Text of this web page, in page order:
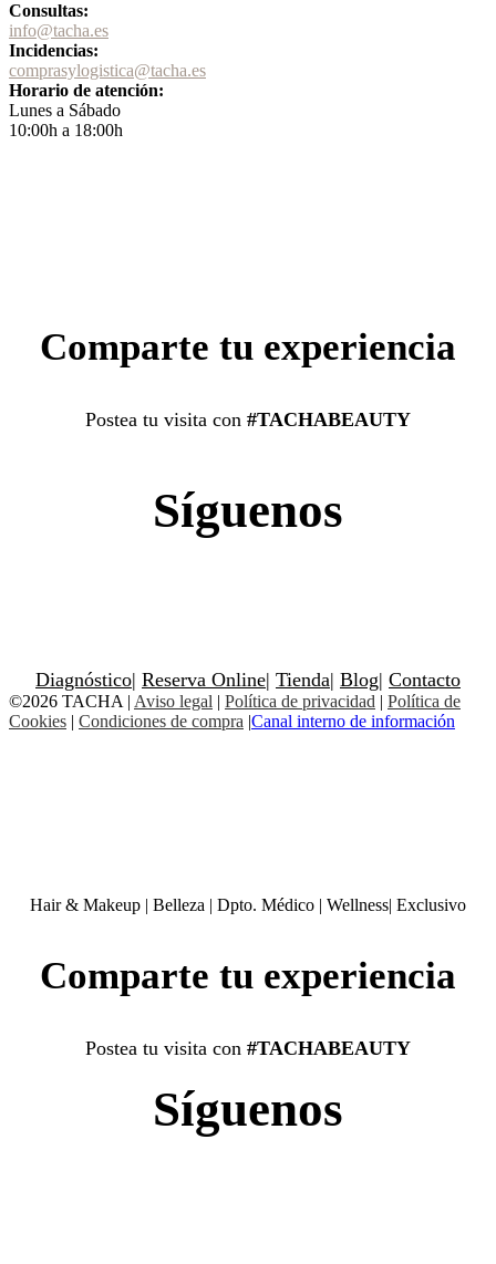
Consultas:
info@tacha.es
Incidencias:
comprasylogistica@tacha.es
Horario de atención:
Lunes a Sábado
10:00h a 18:00h
Comparte tu experiencia
Postea tu visita con #TACHABEAUTY
Síguenos
Diagnóstico| Reserva Online| Tienda| Blog| Contacto
©2026 TACHA | Aviso legal | Política de privacidad | Política de
Cookies | Condiciones de compra |Canal interno de información
Hair & Makeup | Belleza | Dpto. Médico | Wellness| Exclusivo
Comparte tu experiencia
Postea tu visita con #TACHABEAUTY
Síguenos